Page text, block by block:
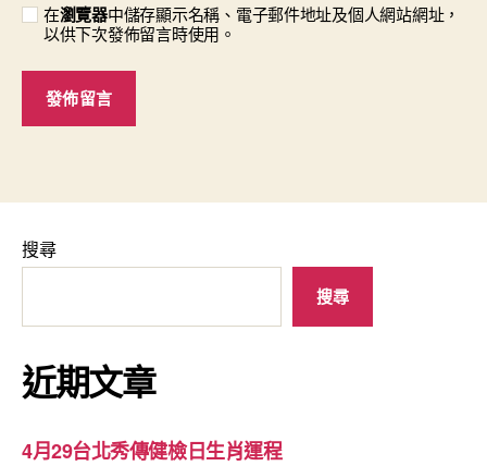
在瀏覽器中儲存顯示名稱、電子郵件地址及個人網站網址，
以供下次發佈留言時使用。
搜尋
搜尋
近期文章
4月29台北秀傳健檢日生肖運程